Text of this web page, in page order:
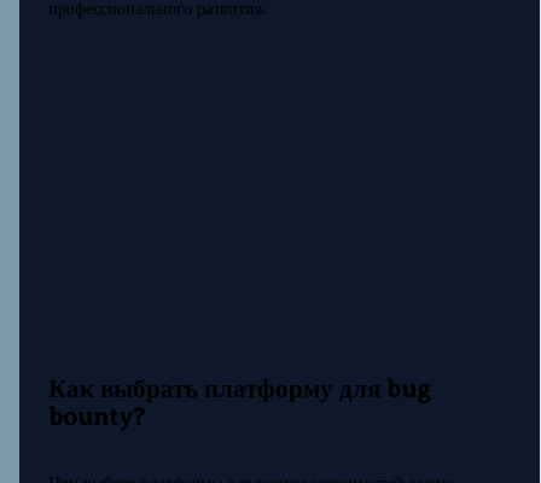
профессионального развития.
Как выбрать платформу для bug
bounty?